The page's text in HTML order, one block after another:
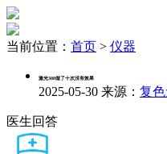
当前位置： 首页 > 仪器
激光308做了十次没有效果
2025-05-30 来源： 复色
医生回答